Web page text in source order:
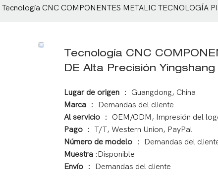
Tecnología CNC COMPONENTES METALIC TECNOLOGÍA
Tecnología CNC
DE Alta Precisión
Lugar de origen
： Guangdong, China
Marca
： Demandas del cliente
Al servicio
： OEM/ODM, Impresión del
Pago
： T/T, Western Union, PayPal
Número de modelo
： Demandas del
Muestra :Disponible
Envío
： Demandas del cliente